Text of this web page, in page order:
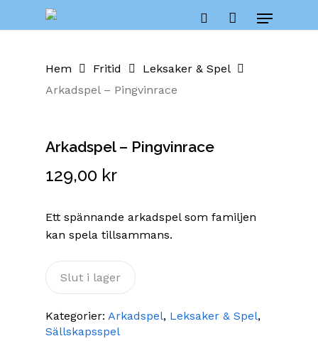
Menu
Cart Close
Hem Fritid
Leksaker & Spel
Arkadspel – Pingvinrace
Arkadspel – Pingvinrace
129,00 kr
Ett spännande arkadspel som familjen
kan spela tillsammans.
Slut i lager
Kategorier: Arkadspel, Leksaker & Spel,
Sällskapsspel